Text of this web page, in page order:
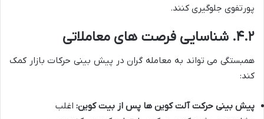
پورتفوی جلوگیری کنند.
۴.۲. شناسایی فرصت های معاملاتی
همبستگی می تواند به معامله گران در پیش بینی حرکات بازار کمک
کند:
پیش بینی حرکت آلت کوین ها پس از بیت کوین: اغلب